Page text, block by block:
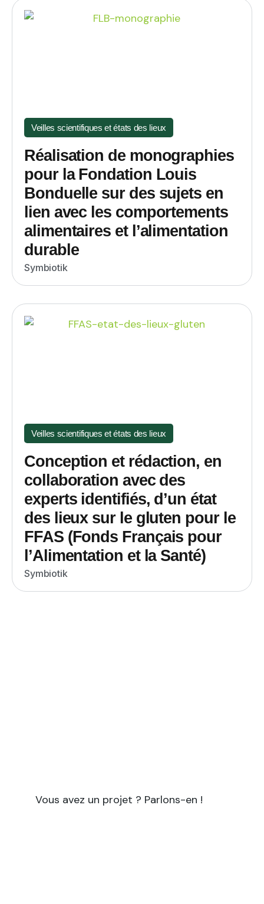
Veilles scientifiques et états des lieux
Réalisation de monographies
pour la Fondation Louis
Bonduelle sur des sujets en
lien avec les comportements
alimentaires et l’alimentation
durable
Symbiotik
Veilles scientifiques et états des lieux
Conception et rédaction, en
collaboration avec des
experts identifiés, d’un état
des lieux sur le gluten pour le
FFAS (Fonds Français pour
l’Alimentation et la Santé)
Symbiotik
Vous avez un projet ? Parlons-en !